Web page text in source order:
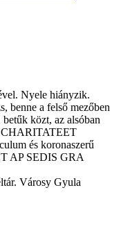
Nyele hiányzik.
benne a felső mezőben
közt, az alsóban
és koronaszerű
AP SEDIS GRA
Városy Gyula